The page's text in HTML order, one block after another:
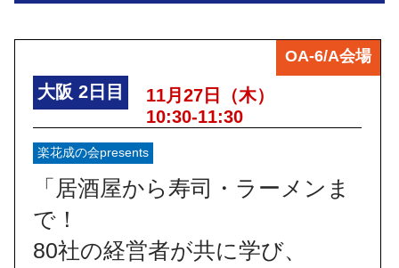
OA-6/A会場
大阪 2日目
11月27日（木）
10:30-11:30
楽花成の会presents
「居酒屋から寿司・ラーメンま
で！
80社の経営者が共に学び、